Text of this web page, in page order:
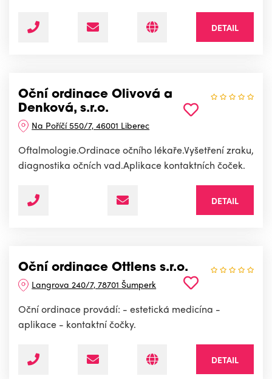
DETAIL
Oční ordinace Olivová a
Denková, s.r.o.
Na Poříčí 550/7, 46001 Liberec
Oftalmologie.Ordinace očního lékaře.Vyšetření zraku,
diagnostika očních vad.Aplikace kontaktních čoček.
DETAIL
Oční ordinace Ottlens s.r.o.
Langrova 240/7, 78701 Šumperk
Oční ordinace provádí: - estetická medicína -
aplikace - kontaktní čočky.
DETAIL